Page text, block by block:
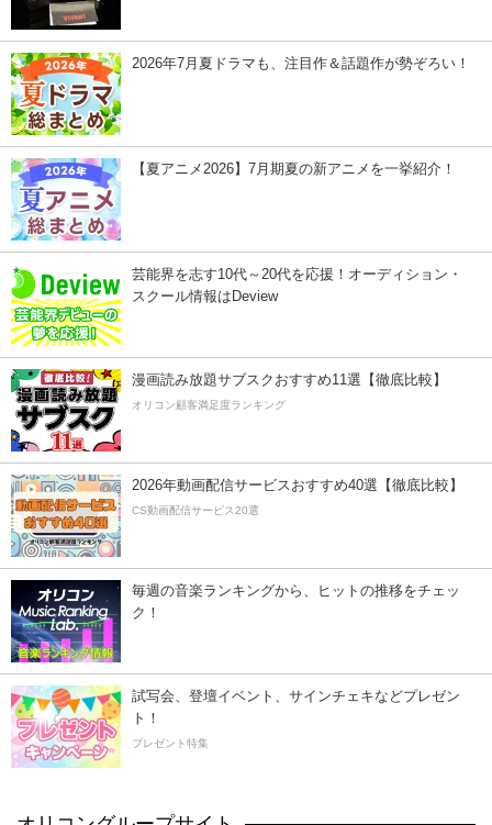
2026年7月夏ドラマも、注目作＆話題作が勢ぞろい！
【夏アニメ2026】7月期夏の新アニメを一挙紹介！
芸能界を志す10代～20代を応援！オーディション・
スクール情報はDeview
漫画読み放題サブスクおすすめ11選【徹底比較】
オリコン顧客満足度ランキング
2026年動画配信サービスおすすめ40選【徹底比較】
CS動画配信サービス20選
毎週の音楽ランキングから、ヒットの推移をチェッ
ク！
試写会、登壇イベント、サインチェキなどプレゼン
ト！
プレゼント特集